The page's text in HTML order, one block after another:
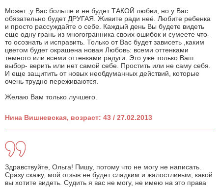
Может ,у Вас больше и не будет ТАКОЙ любви, но у Вас
обязательно будет ДРУГАЯ. Живите ради неё. Любите ребенка
и просто рассуждайте о себе. Каждый день Вы будете видеть
еще одну грань из многогранника своих ошибок и сумеете что-
то осознать и исправить. Только от Вас будет зависеть ,каким
цветом будет окрашена новая Любовь: всеми оттенками
темного или всеми оттенками радуги. Это уже только Ваш
выбор- верить или нет самой себе. Простить или не саму себя.
И еще защитить от новых необдуманных действий, которые
очень трудно переживаются.
Желаю Вам только лучшего.
Нина Вишневская, возраст: 43 / 27.02.2013
Здравствуйте, Ольга! Пишу, потому что не могу не написать.
Сразу скажу, мой отзыв не будет сладким и жалостливым, какой
вы хотите видеть. Судить я вас не могу, не имею на это права